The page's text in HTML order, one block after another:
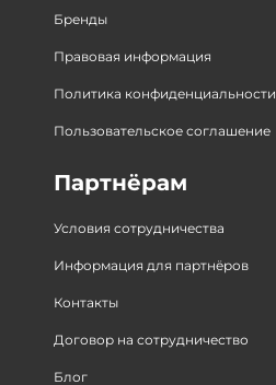
Бренды
Правовая информация
Политика конфиденциальности
Пользовательское соглашение
Партнёрам
Условия сотрудничества
Информация для партнёров
Контакты
Договор на сотрудничество
Блог